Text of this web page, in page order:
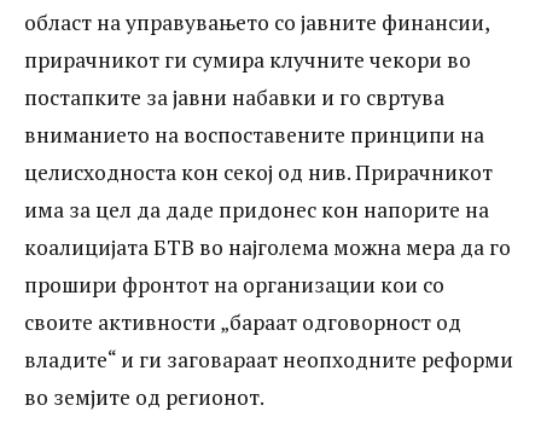
набавки и го свртува вниманието на
воспоставените принципи на
целисходноста кон секој од нив.
Прирачникот има за цел да даде
БТВ во најголема можна мера да го
прошири фронтот на организации кои со
своите активности „бараат одговорност
од владите“ и ги заговараат неопходните
област на управувањето со јавните финансии,
прирачникот ги сумира клучните чекори во
постапките за јавни набавки и го свртува
вниманието на воспоставените принципи на
целисходноста кон секој од нив. Прирачникот
има за цел да даде придонес кон напорите на
коалицијата БТВ во најголема можна мера да го
прошири фронтот на организации кои со
своите активности „бараат одговорност од
владите“ и ги заговараат неопходните реформи
во земјите од регионот.